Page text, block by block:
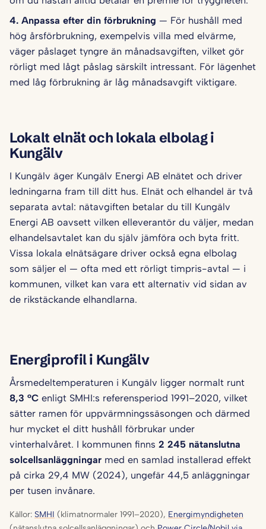
4. Anpassa efter din förbrukning — För hushåll med
hög årsförbrukning, exempelvis villa med elvärme,
väger påslaget tyngre än månadsavgiften, vilket gör
rörligt med lågt påslag särskilt intressant. För lägenhet
med låg förbrukning är låg månadsavgift viktigare.
Lokalt elnät och lokala elbolag i
Kungälv
I Kungälv äger Kungälv Energi AB elnätet och driver
ledningarna fram till ditt hus. Elnät och elhandel är två
separata avtal: nätavgiften betalar du till Kungälv
Energi AB oavsett vilken elleverantör du väljer, medan
elhandelsavtalet kan du själv jämföra och byta fritt.
Vissa lokala elnätsägare driver också egna elbolag
som säljer el — ofta med ett rörligt timpris-avtal — i
kommunen, vilket kan vara ett alternativ vid sidan av
de rikstäckande elhandlarna.
Energiprofil i Kungälv
Årsmedeltemperaturen i Kungälv ligger normalt runt
8,3 °C enligt SMHI:s referensperiod 1991–2020, vilket
sätter ramen för uppvärmningssäsongen och därmed
hur mycket el ditt hushåll förbrukar under
vinterhalvåret. I kommunen finns 2 245 nätanslutna
solcellsanläggningar med en samlad installerad effekt
på cirka 29,4 MW (2024), ungefär 44,5 anläggningar
per tusen invånare.
Källor: SMHI (klimatnormaler 1991–2020), Energimyndigheten